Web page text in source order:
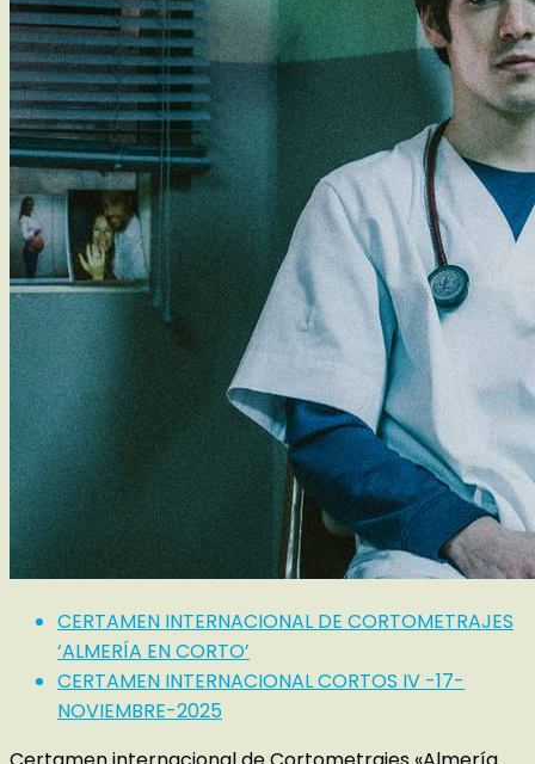
CERTAMEN INTERNACIONAL DE CORTOMETRAJES
‘ALMERÍA EN CORTO’
CERTAMEN INTERNACIONAL CORTOS IV -17-
NOVIEMBRE-2025